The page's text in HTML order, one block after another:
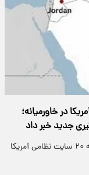
پایگاه نظامی آمریکا در خاورمیانه؛
جدید خبر داد
تصاویر ماهواره‌ای نشان می‌دهند ایران از آغاز جنگ به ۲۰ سایت نظامی آمریکا